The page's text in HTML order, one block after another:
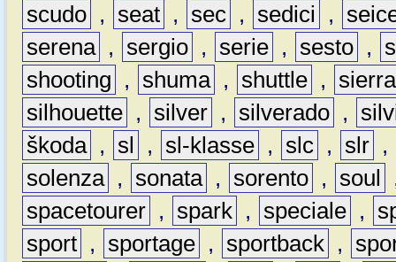
scudo , seat , sec , sedici ,
serena , sergio , serie , sesto ,
shooting
, shuma , shuttle ,
sierra
silhouette , silver , silverado ,
škoda , sl , sl-klasse , slc , slr ,
solenza , sonata , sorento , soul
spacetourer , spark , speciale ,
sport , sportage , sportback ,